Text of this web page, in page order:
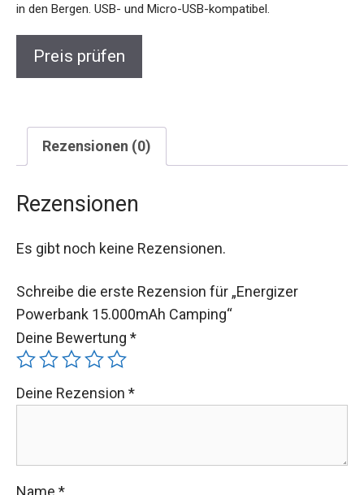
in den Bergen. USB- und Micro-USB-kompatibel.
Preis prüfen
Rezensionen (0)
Rezensionen
Es gibt noch keine Rezensionen.
Schreibe die erste Rezension für „Energizer
Powerbank 15.000mAh Camping“
Deine Bewertung *
Deine Rezension *
Name *